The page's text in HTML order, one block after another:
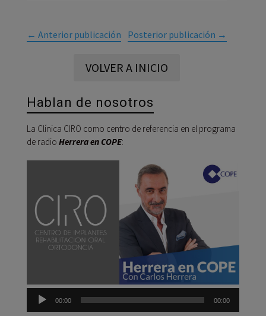
← Anterior publicación Posterior publicación →
VOLVER A INICIO
Hablan de nosotros
La Clínica CIRO como centro de referencia en el programa
de radio Herrera en COPE:
00:00 00:00